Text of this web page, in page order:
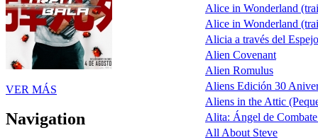
VER MÁS
Navigation
Alice in Wonderland
Alice in Wonderland
Alicia a través del
Alien Covenant
Alien Romulus
Aliens Edición 30
Aliens in the Attic
Alita: Ángel de
All About Steve